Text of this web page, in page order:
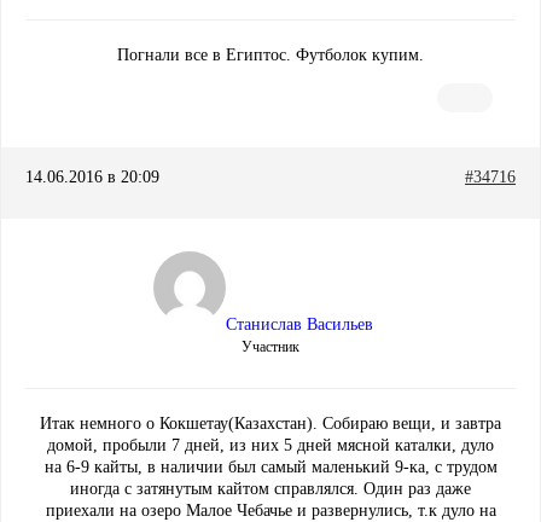
Погнали все в Египтос. Футболок купим.
14.06.2016 в 20:09 #34716
Станислав Васильев
Участник
Итак немного о Кокшетау(Казахстан). Собираю вещи, и завтра
домой, пробыли 7 дней, из них 5 дней мясной каталки, дуло
на 6-9 кайты, в наличии был самый маленький 9-ка, с трудом
иногда с затянутым кайтом справлялся. Один раз даже
приехали на озеро Малое Чебачье и развернулись, т.к дуло на